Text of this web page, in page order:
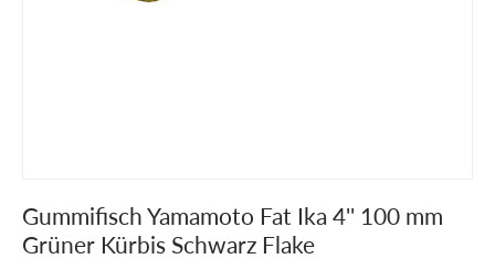
Gummifisch Yamamoto Fat Ika 4'' 100 mm
Grüner Kürbis Schwarz Flake